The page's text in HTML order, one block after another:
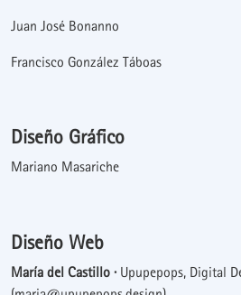
Juan José Bonanno
Francisco González Táboas
Diseño Gráfico
Mariano Masariche
Diseño Web
María del Castillo · Upupepops, Digital